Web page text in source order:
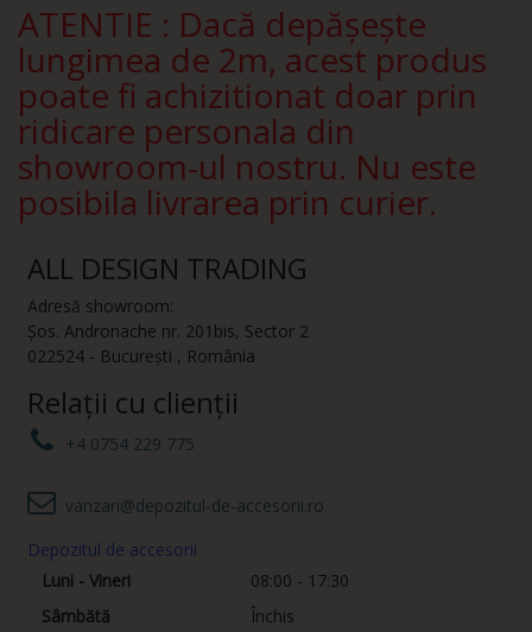
ATENTIE : Dacă depășește
lungimea de 2m, acest produs
poate fi achizitionat doar prin
ridicare personala din
showroom-ul nostru. Nu este
posibila livrarea prin curier.
ALL DESIGN TRADING
Adresă showroom:
Șos. Andronache nr. 201bis, Sector 2
022524 - București , România
Relații cu clienții
+4 0754 229 775
vanzari@depozitul-de-accesorii.ro
Depozitul de accesorii
Luni - Vineri
08:00 - 17:30
Sâmbătă
Închis